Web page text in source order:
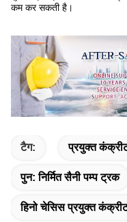
कम कर सकती है।
टैग: प्रयुक्त
पुन: निर्मित सैनी पम्प ट्रक
हिनो चेसिस प्रयुक्त